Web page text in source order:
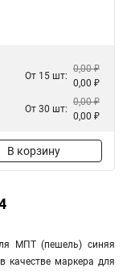
От 15 шт:
0,00 ₽
0,00 ₽
От 30 шт:
0,00 ₽
0,00 ₽
В корзину
МПТ (пешель) синяя
качестве маркера для